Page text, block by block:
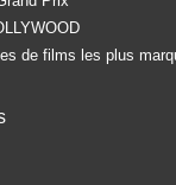
de films les plus